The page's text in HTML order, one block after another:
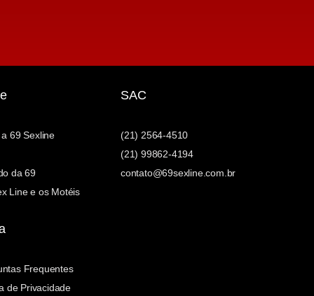
69 Sexline
da 69
Line e os Motéis
Frequentes
de Privacidade
SAC
(21) 2564-4510
(21) 99862-4194
contato@69sexline.com.br